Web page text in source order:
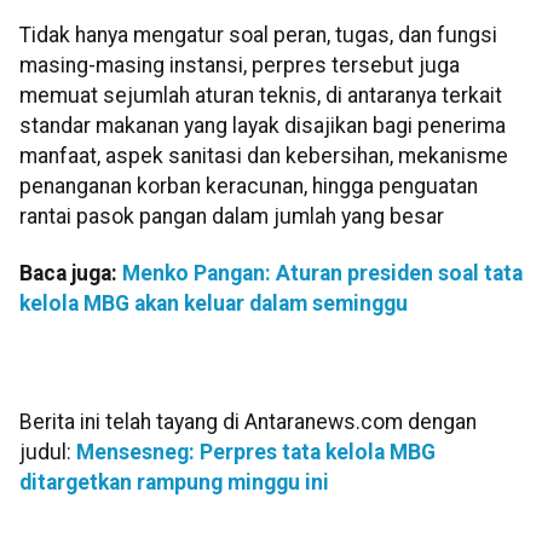
Tidak hanya mengatur soal peran, tugas, dan fungsi
masing-masing instansi, perpres tersebut juga
memuat sejumlah aturan teknis, di antaranya terkait
standar makanan yang layak disajikan bagi penerima
manfaat, aspek sanitasi dan kebersihan, mekanisme
penanganan korban keracunan, hingga penguatan
rantai pasok pangan dalam jumlah yang besar
Baca juga: Menko Pangan: Aturan presiden soal tata
kelola MBG akan keluar dalam seminggu
Berita ini telah tayang di Antaranews.com dengan
judul: Mensesneg: Perpres tata kelola MBG
ditargetkan rampung minggu ini